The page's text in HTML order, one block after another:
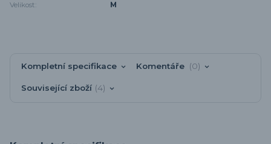
Velikost:
M
Kompletní specifikace Komentáře 0
Související zboží 4